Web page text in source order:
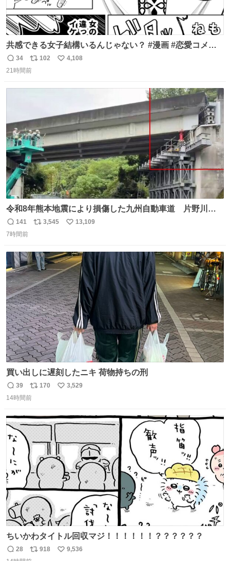
共感できる女子結構いるんじゃない？ #漫画 #恋愛コメデ
ィ #SFW
返
信
34
リ
ポ
102
い
4,108
21時間前
令和8年熊本地震により損傷した九州自動車道 片野川橋
（下り線）の復旧作業を行っています。 タイムラプス動画
で、段差が生じた橋桁をジャッキアップしている様子をご
めてまいります。 #NEXCO西日本 #熊本地震
返
信
141
リ
ト
数
3,545
い
数
13,109
7時間前
買い出しに遅刻したニキ 荷物持ちの刑
返
信
39
リ
ポ
ト
170
い
数
3,529
14時間前
ちいかわタイトル回収マジ！！！！！！？？？？？？
返
28
リ
918
い
9,536